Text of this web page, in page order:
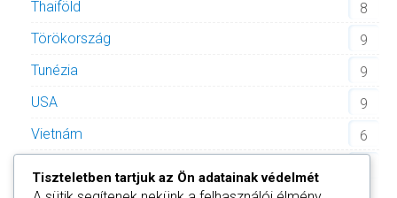
Thaiföld
8
Törökország
9
Tunézia
9
USA
9
Vietnám
6
Tiszteletben tartjuk az Ön adatainak védelmét